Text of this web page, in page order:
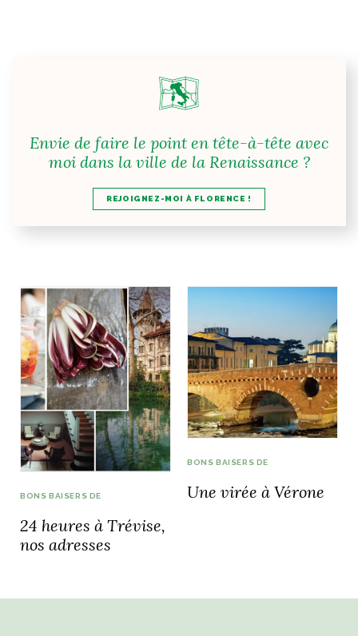
Envie de faire le point en tête-à-tête avec
moi dans la ville de la Renaissance ?
REJOIGNEZ-MOI À FLORENCE !
BONS BAISERS DE
24 heures à Trévise,
nos adresses
BONS BAISERS DE
Une virée à Vérone